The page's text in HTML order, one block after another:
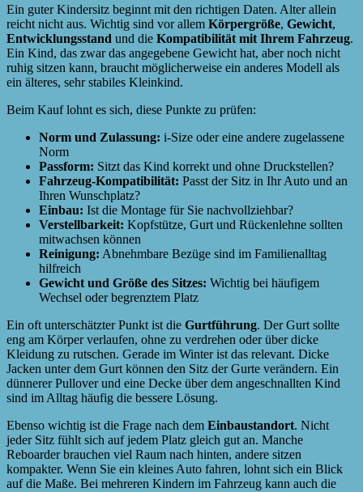
Ein guter Kindersitz beginnt mit den richtigen Daten. Alter allein
reicht nicht aus. Wichtig sind vor allem Körpergröße, Gewicht,
Entwicklungsstand und die Kompatibilität mit Ihrem Fahrzeug.
Ein Kind, das zwar das angegebene Gewicht hat, aber noch nicht
ruhig sitzen kann, braucht möglicherweise ein anderes Modell als
ein älteres, sehr stabiles Kleinkind.
Beim Kauf lohnt es sich, diese Punkte zu prüfen:
Norm und Zulassung: i-Size oder eine andere zugelassene
Norm
Passform: Sitzt das Kind korrekt und ohne Druckstellen?
Fahrzeug-Kompatibilität: Passt der Sitz in Ihr Auto und an
Ihren Wunschplatz?
Einbau: Ist die Montage für Sie nachvollziehbar?
Verstellbarkeit: Kopfstütze, Gurt und Rückenlehne sollten
mitwachsen können
Reinigung: Abnehmbare Bezüge sind im Familienalltag
hilfreich
Gewicht und Größe des Sitzes: Wichtig bei häufigem
Wechsel oder begrenztem Platz
Ein oft unterschätzter Punkt ist die Gurtführung. Der Gurt sollte
eng am Körper verlaufen, ohne zu verdrehen oder über dicke
Kleidung zu rutschen. Gerade im Winter ist das relevant. Dicke
Jacken unter dem Gurt können den Sitz der Gurte verändern. Ein
dünnerer Pullover und eine Decke über dem angeschnallten Kind
sind im Alltag häufig die bessere Lösung.
Ebenso wichtig ist die Frage nach dem Einbaustandort. Nicht
jeder Sitz fühlt sich auf jedem Platz gleich gut an. Manche
Reboarder brauchen viel Raum nach hinten, andere sitzen
kompakter. Wenn Sie ein kleines Auto fahren, lohnt sich ein Blick
auf die Maße. Bei mehreren Kindern im Fahrzeug kann auch die